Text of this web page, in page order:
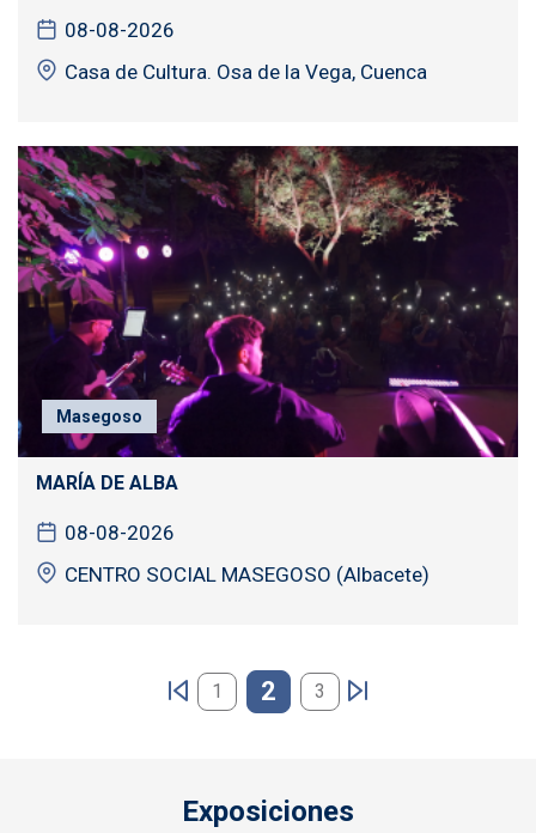
08-08-2026
Casa de Cultura. Osa de la Vega, Cuenca
Masegoso
MARÍA DE ALBA
08-08-2026
CENTRO SOCIAL MASEGOSO (Albacete)
1 2 3
Exposiciones